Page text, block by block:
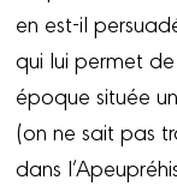
en est-il
qui lui permet
époque située
(on ne sait pas
dans